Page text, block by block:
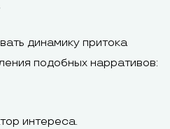
динамику притока
подобных нарративов:
интереса.